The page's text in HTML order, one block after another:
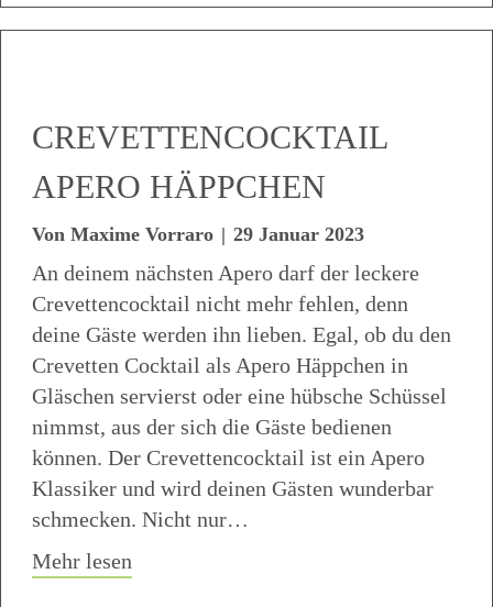
CREVETTENCOCKTAIL
APERO HÄPPCHEN
Von Maxime Vorraro | 29 Januar 2023
An deinem nächsten Apero darf der leckere
Crevettencocktail nicht mehr fehlen, denn
deine Gäste werden ihn lieben. Egal, ob du den
Crevetten Cocktail als Apero Häppchen in
Gläschen servierst oder eine hübsche Schüssel
nimmst, aus der sich die Gäste bedienen
können. Der Crevettencocktail ist ein Apero
Klassiker und wird deinen Gästen wunderbar
schmecken. Nicht nur…
Mehr lesen